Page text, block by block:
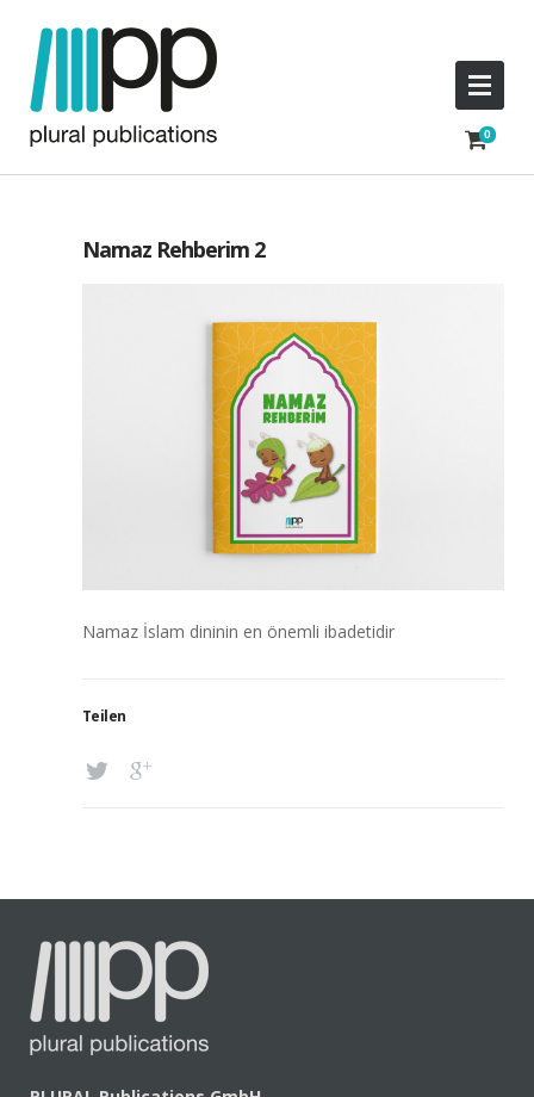
Namaz Rehberim 2
Namaz İslam dininin en önemli ibadetidir
Teilen